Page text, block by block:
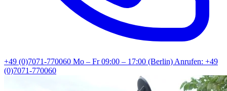
+49 (0)7071-770060 Mo – Fr 09:00 – 17:00 (Berlin)Anrufen: +49
(0)7071-770060